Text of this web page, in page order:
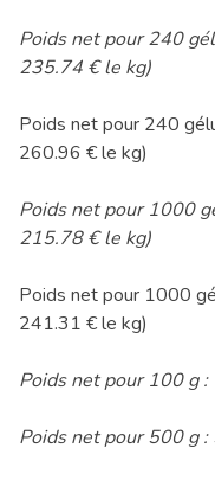
Poids net pour 240
235.74 € le kg)
Poids net pour 240
260.96 € le kg)
Poids net pour 1000
215.78 € le kg)
Poids net pour 1000
241.31 € le kg)
Poids net pour 100 g
Poids net pour 500 g